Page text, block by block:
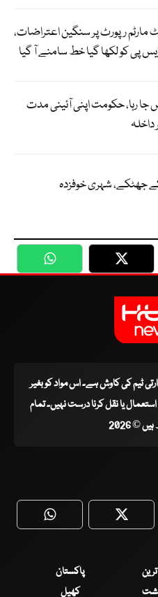
رپورٹ پر سنگین اعتراضات،
پی کو لکھا گیا خط سامنے آ گیا
جا رہا، حکومت اپنی آئینی مدت
جھٹکے، شہری خوفزدہ
WhatsApp
ٹیم کی کاوش ہے۔ اس مواد کو بغیر
یا نقل کرنا درست نہیں۔ تمام
© 2026
WhatsApp
ترین
پاکستان
کھیل